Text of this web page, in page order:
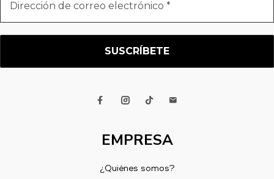
de
EMPRESA
¿Quiénes somos?